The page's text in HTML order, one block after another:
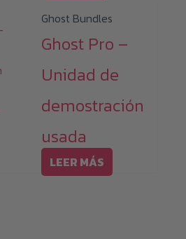
Ghost Bundles
Ghost Pro –
Unidad de
demostración
usada
LEER MÁS